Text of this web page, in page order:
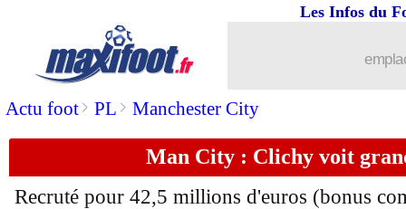
Actu foot> PL > Manchester City
Les Infos du
Man City : Clichy voit
Recruté pour 42,5 millions d'euros (bonus
OM: Pavard a parlé avec Rabiot
11/09 Chelsea
11/09 OM: son poste, le message de Pavard
11/09 PSG : le pressing, les explications de